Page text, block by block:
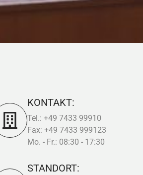
KONTAKT:
Tel.: +49 7433 99910
Fax: +49 7433 999123
Mo. - Fr.: 08:30 - 17:30
STANDORT: